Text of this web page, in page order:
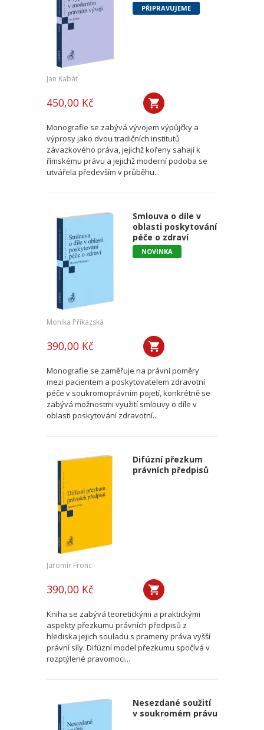
PŘIPRAVUJEME
Jan Kabát
450,00 Kč
Monografie se zabývá vývojem výpůjčky a
výprosy jako dvou tradičních institutů
závazkového práva, jejichž kořeny sahají k
římskému právu a jejichž moderní podoba se
utvářela především v průběhu...
Smlouva o díle v
oblasti poskytování
péče o zdraví
NOVINKA
Monika Příkazská
390,00 Kč
Monografie se zaměřuje na právní poměry
mezi pacientem a poskytovatelem zdravotní
péče v soukromoprávním pojetí, konkrétně se
zabývá možnostmi využití smlouvy o díle v
oblasti poskytování zdravotní...
Difúzní přezkum
právních předpisů
Jaromír Fronc
390,00 Kč
Kniha se zabývá teoretickými a praktickými
aspekty přezkumu právních předpisů z
hlediska jejich souladu s prameny práva vyšší
právní síly. Difúzní model přezkumu spočívá v
rozptýlené pravomoci...
Nesezdané soužití
v soukromém právu